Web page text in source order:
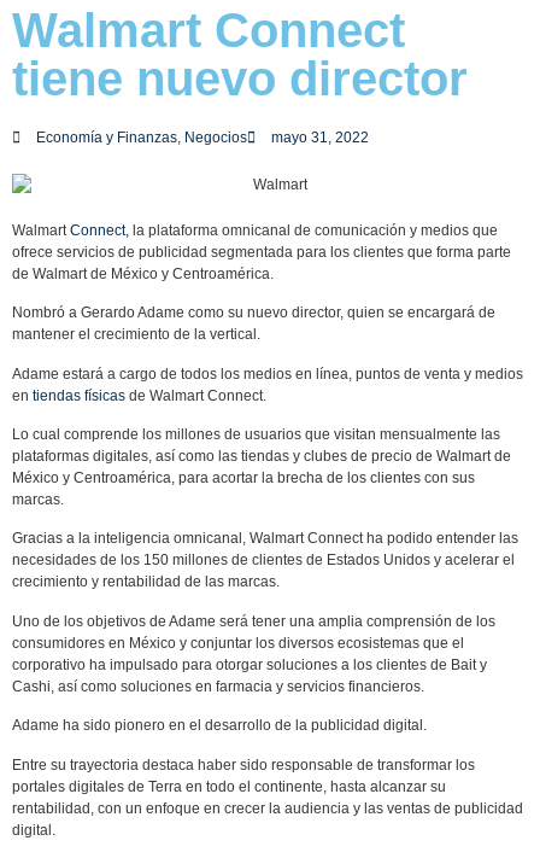
Walmart Connect
tiene nuevo director
Economía y Finanzas, Negocios mayo 31, 2022
WalmartConnect, la plataforma omnicanal de comunicación y medios que
ofrece servicios de publicidad segmentada para los clientes que forma parte
de Walmart de México y Centroamérica.
Nombró a Gerardo Adame como su nuevo director, quien se encargará de
mantener el crecimiento de la vertical.
Adame estará a cargo de todos los medios en línea, puntos de venta y medios
en tiendas físicas de Walmart Connect.
Lo cual comprende los millones de usuarios que visitan mensualmente las
plataformas digitales, así como las tiendas y clubes de precio de Walmart de
México y Centroamérica, para acortar la brecha de los clientes con sus
marcas.
Gracias a la inteligencia omnicanal, Walmart Connect ha podido entender las
necesidades de los 150 millones de clientes de Estados Unidos y acelerar el
crecimiento y rentabilidad de las marcas.
Uno de los objetivos de Adame será tener una amplia comprensión de los
consumidores en México y conjuntar los diversos ecosistemas que el
corporativo ha impulsado para otorgar soluciones a los clientes de Bait y
Cashi, así como soluciones en farmacia y servicios financieros.
Adame ha sido pionero en el desarrollo de la publicidad digital.
Entre su trayectoria destaca haber sido responsable de transformar los
portales digitales de Terra en todo el continente, hasta alcanzar su
rentabilidad, con un enfoque en crecer la audiencia y las ventas de publicidad
digital.